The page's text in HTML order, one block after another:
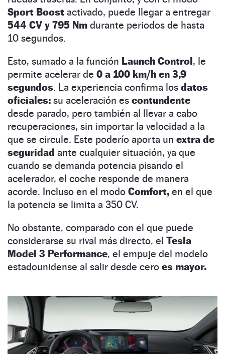
Sport Boost activado, puede llegar a entregar
544 CV y 795 Nm durante periodos de hasta
10 segundos.
Esto, sumado a la función Launch Control, le
permite acelerar de 0 a 100 km/h en 3,9
segundos. La experiencia confirma los datos
oficiales: su aceleración es contundente
desde parado, pero también al llevar a cabo
recuperaciones, sin importar la velocidad a la
que se circule. Este poderío aporta un extra de
seguridad ante cualquier situación, ya que
cuando se demanda potencia pisando el
acelerador, el coche responde de manera
acorde. Incluso en el modo Comfort, en el que
la potencia se limita a 350 CV.
No obstante, comparado con el que puede
considerarse su rival más directo, el Tesla
Model 3 Performance, el empuje del modelo
estadounidense al salir desde cero es mayor.